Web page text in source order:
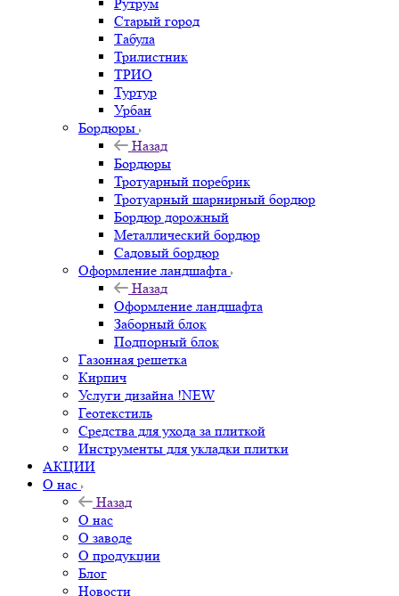
Старый город
Табула
Трилистник
ТРИО
Туртур
Урбан
Бордюры
Назад
Бордюры
Тротуарный поребрик
Тротуарный шарнирный бордюр
Бордюр дорожный
Металлический бордюр
Садовый бордюр
Оформление ландшафта
Назад
Оформление ландшафта
Заборный блок
Подпорный блок
Газонная решетка
Кирпич
Услуги дизайна !NEW
Геотекстиль
Средства для ухода за плиткой
Инструменты для укладки плитки
АКЦИИ
О нас
Назад
О нас
О заводе
О продукции
Блог
Новости